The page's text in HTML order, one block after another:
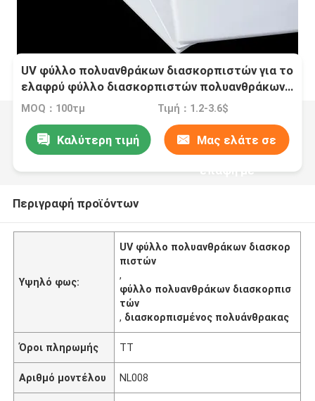
UV φύλλο πολυανθράκων διασκορπιστών για το
ελαφρύ φύλλο διασκορπιστών πολυανθράκων
λαμπτήρων
MOQ：100τμ Τιμή：1.2-3.6$
Καλύτερη τιμή Μας ελάτε σε
επαφή με
Περιγραφή προϊόντων
Υψηλό φως:
UV φύλλο πολυανθράκων διασκορ
πιστών
,
φύλλο πολυανθράκων διασκορπισ
τών
, διασκορπισμένος πολυάνθρακας
Όροι πληρωμής TT
Αριθμό μοντέλου NL008